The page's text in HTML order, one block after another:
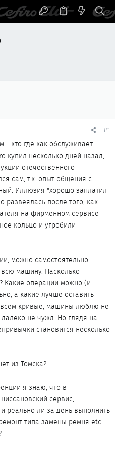
#1
- кто где как обслуживает
купил несколько дней назад,
отечественного
сам, т.к. опыт общения с
Иллюзия "хорошо заплатил
развеялась после того, как
на фирменном сервисе
кольцо и угробили
можно самостоятельно
машину. Насколько
Какие операции можно (и
а какие лучше оставить
кривые, машины люблю не
не чужд. Но глядя на
становится несколько
из Томска?
я знаю, что в
сервис,
реально ли за день выполнить
типа замены ремня etc.